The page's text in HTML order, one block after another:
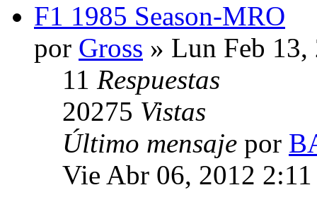
F1 1985 Season-MRO
por Gross » Lun Feb
11 Respuestas
20275 Vistas
Último mensaje por
Vie Abr 06, 2012